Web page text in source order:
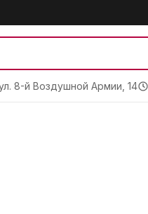
8-й Воздушной Армии, 14